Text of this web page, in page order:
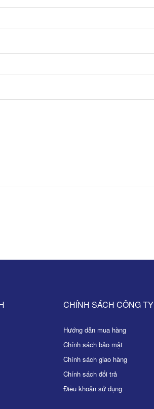
CHÍNH SÁCH CÔNG TY
Hướng dẫn mua hàng
Chính sách bảo mật
Chính sách giao hàng
Chính sách đổi trả
Điều khoản sử dụng